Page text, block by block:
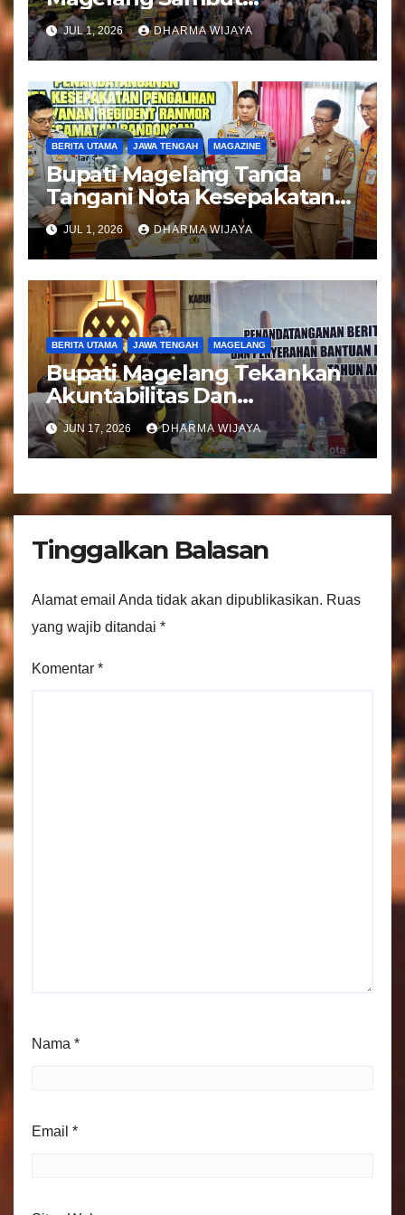
Kepulangan Jemaah Haji
Kloter 81
JUL 1, 2026 DHARMA WIJAYA
BERITA UTAMA JAWA TENGAH MAGAZINE
Bupati Magelang Tanda
Tangani Nota Kesepakatan
Pengalihan Pelayanan
Regident Di Kecamatan
Bandongan
JUL 1, 2026 DHARMA WIJAYA
BERITA UTAMA JAWA TENGAH MAGELANG
Bupati Magelang Tekankan
Akuntabilitas Dan
Tranparansi Pengelolaan
Bantuan Keuangan Parpol
JUN 17, 2026 DHARMA WIJAYA
Tinggalkan Balasan
Alamat email Anda tidak akan dipublikasikan. Ruas
yang wajib ditandai *
Komentar *
Nama *
Email *